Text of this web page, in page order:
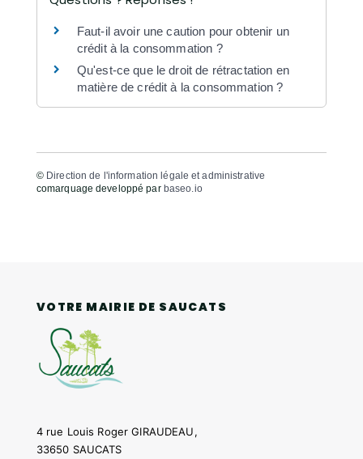
Faut-il avoir une caution pour obtenir un
crédit à la consommation ?
Qu'est-ce que le droit de rétractation en
matière de crédit à la consommation ?
© Direction de l'information légale et administrative
comarquage developpé par baseo.io
VOTRE MAIRIE DE SAUCATS
4 rue Louis Roger GIRAUDEAU,
33650 SAUCATS